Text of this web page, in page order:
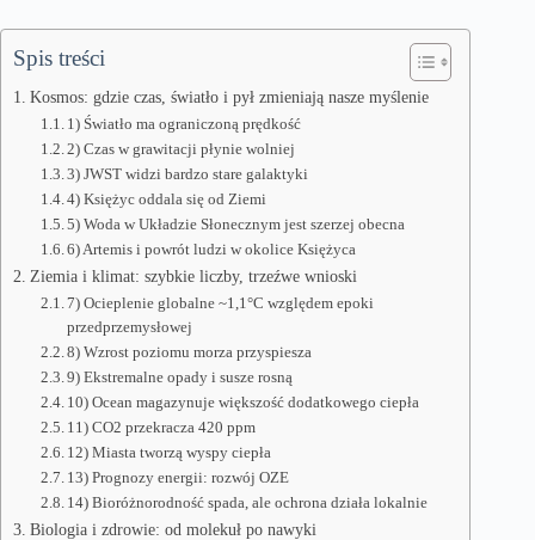
Spis treści
Kosmos: gdzie czas, światło i pył zmieniają nasze myślenie
1) Światło ma ograniczoną prędkość
2) Czas w grawitacji płynie wolniej
3) JWST widzi bardzo stare galaktyki
4) Księżyc oddala się od Ziemi
5) Woda w Układzie Słonecznym jest szerzej obecna
6) Artemis i powrót ludzi w okolice Księżyca
Ziemia i klimat: szybkie liczby, trzeźwe wnioski
7) Ocieplenie globalne ~1,1°C względem epoki
przedprzemysłowej
8) Wzrost poziomu morza przyspiesza
9) Ekstremalne opady i susze rosną
10) Ocean magazynuje większość dodatkowego ciepła
11) CO2 przekracza 420 ppm
12) Miasta tworzą wyspy ciepła
13) Prognozy energii: rozwój OZE
14) Bioróżnorodność spada, ale ochrona działa lokalnie
Biologia i zdrowie: od molekuł po nawyki